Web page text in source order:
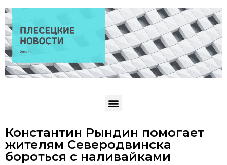
Константин Рындин помогает
жителям Северодвинска
бороться с наливайками